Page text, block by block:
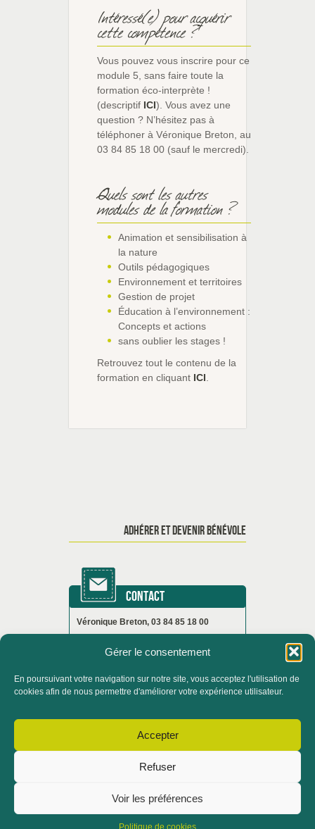
Gérer le consentement
En poursuivant votre navigation sur notre site, vous acceptez l'utilisation de
cookies afin de nous permettre d'améliorer votre expérience utilisateur.
Accepter
Refuser
Voir les préférences
Politique de cookies
Intéressé(e) pour acquérir
cette compétence ?
Vous pouvez vous inscrire pour ce
module 5, sans faire toute la
formation éco-interprète !
(descriptif ICI). Vous avez une
question ? N’hésitez pas à
téléphoner à Véronique Breton, au
03 84 85 18 00 (sauf le mercredi).
Quels sont les autres
modules de la formation ?
Animation et sensibilisation à
la nature
Outils pédagogiques
Environnement et territoires
Gestion de projet
Éducation à l’environnement :
Concepts et actions
sans oublier les stages !
Retrouvez tout le contenu de la
formation en cliquant ICI
ADHÉRER ET DEVENIR BÉNÉVOLE
CONTACT
Véronique Breton, 03 84 85 18 00
ACCUEIL
QUI SOMMES-NOUS ?
CONTACTER LE SERVICE FORMATION
ADHÉRER ET DEVENIR BÉNÉVOLE
NOUS CONTACTER
NOS PARTENAIRES